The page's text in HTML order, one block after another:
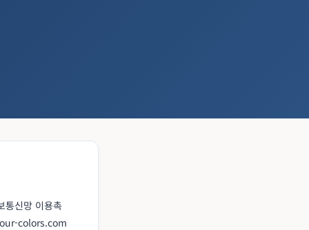
통신망 이용촉
colors.com